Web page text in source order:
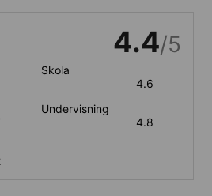
4.4/5
Skola
4.6
Undervisning
4.8